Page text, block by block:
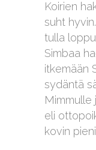
Koirien
suht
tulla
Simbaa
itkemään
sydäntä
Mimmulle
eli
kovin